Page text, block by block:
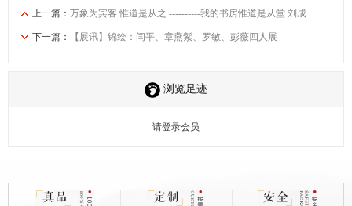
上一篇： 万象为宾客 惟道是从之 ----------我的书房惟道是从堂 刘成
下一篇： 【展讯】锦绘：闫平、章燕紫、罗敏、彭薇四人展
浏览足迹
请登录会员